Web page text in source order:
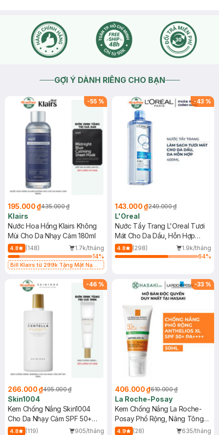
GỢI Ý DÀNH RIÊNG CHO BẠN
-55 %
195.000 ₫435.000 ₫
Klairs
Nước Hoa Hồng Klairs Không
Mùi Cho Da Nhạy Cảm 180ml
4.8 (148)
1.7k/tháng
14%
Bill Klairs từ 299k Tặng Mặt Nạ
25ml (SL Có Hạn)
-43 %
143.000 ₫249.000 ₫
L'Oreal
Nước Tẩy Trang L'Oreal Tươi
Mát Cho Da Dầu, Hỗn Hợp
400ml
4.8 (298)
1.9k/tháng
64%
-46 %
266.000 ₫495.000 ₫
Skin1004
Kem Chống Nắng Skin1004
Cho Da Nhạy Cảm SPF 50+
50ml
4.8 (119)
905/tháng
-33 %
406.000 ₫610.000 ₫
La Roche-Posay
Kem Chống Nắng La Roche-
Posay Phổ Rộng, Nâng Tông
Kiềm Dầu 50ml
4.9 (28)
635/tháng